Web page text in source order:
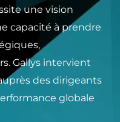
une vision
capacité à prendre
Gallys intervient
des dirigeants
globale